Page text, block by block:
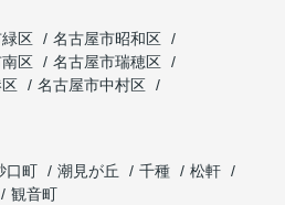
区
名古屋市昭和区
区
名古屋市瑞穂区
名古屋市中村区
口町 潮見が丘 千種
松軒
観音町